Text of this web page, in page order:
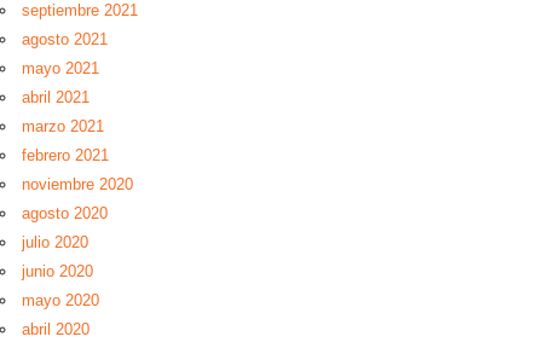
septiembre 2021
agosto 2021
mayo 2021
abril 2021
marzo 2021
febrero 2021
noviembre 2020
agosto 2020
julio 2020
junio 2020
mayo 2020
abril 2020